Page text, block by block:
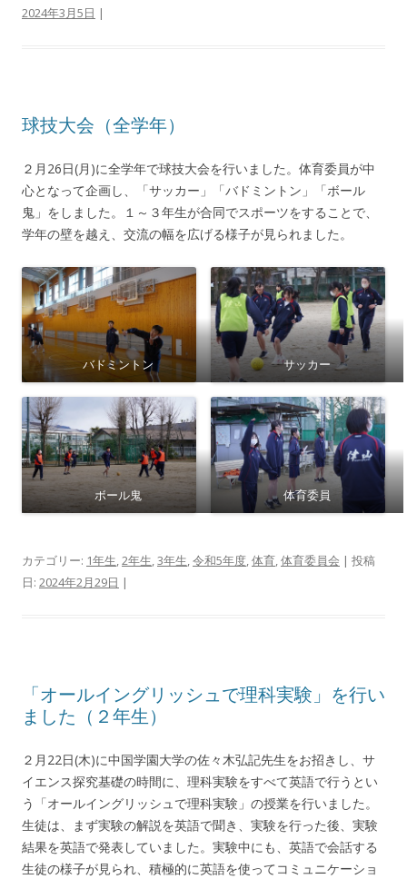
2024年3月5日 |
球技大会（全学年）
２月26日(月)に全学年で球技大会を行いました。体育委員が中
心となって企画し、「サッカー」「バドミントン」「ボール
鬼」をしました。１～３年生が合同でスポーツをすることで、
学年の壁を越え、交流の幅を広げる様子が見られました。
バドミントン サッカー
ボール鬼 体育委員
カテゴリー: 1年生,2年生,3年生,令和5年度,体育,体育委員会 | 投稿
日: 2024年2月29日 |
「オールイングリッシュで理科実験」を行い
ました（２年生）
２月22日(木)に中国学園大学の佐々木弘記先生をお招きし、サ
イエンス探究基礎の時間に、理科実験をすべて英語で行うとい
う「オールイングリッシュで理科実験」の授業を行いました。
生徒は、まず実験の解説を英語で聞き、実験を行った後、実験
結果を英語で発表していました。実験中にも、英語で会話する
生徒の様子が見られ、積極的に英語を使ってコミュニケーショ